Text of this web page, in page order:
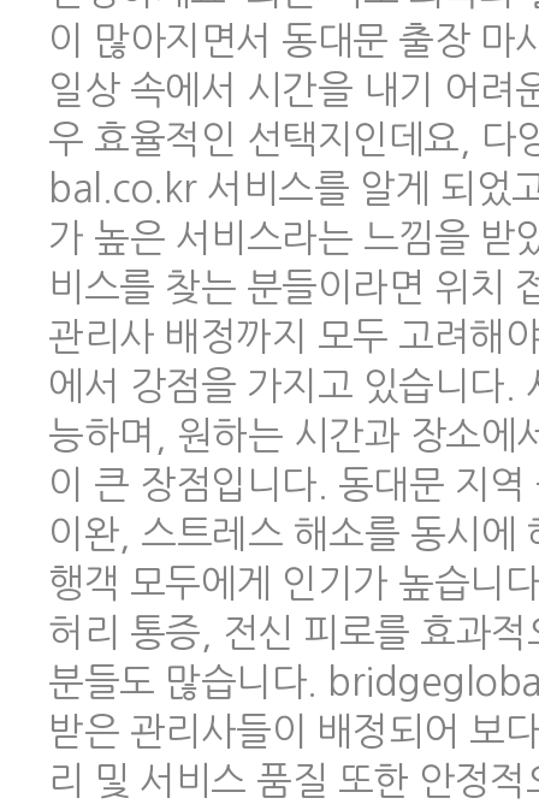
이 많아지면서 동대문 출장 마
일상 속에서 시간을 내기 어려
우 효율적인 선택지인데요,
bal.co.kr 서비스를 알게 되었
가 높은 서비스라는 느낌을 받
비스를 찾는 분들이라면 위치
관리사 배정까지 모두 고려해
에서 강점을 가지고 있습니다.
능하며, 원하는 시간과 장소에
이 큰 장점입니다. 동대문 지
이완, 스트레스 해소를 동시에
행객 모두에게 인기가 높습니
허리 통증, 전신 피로를 효과
분들도 많습니다.
받은 관리사들이 배정되어 보
리 및 서비스 품질 또한 안정